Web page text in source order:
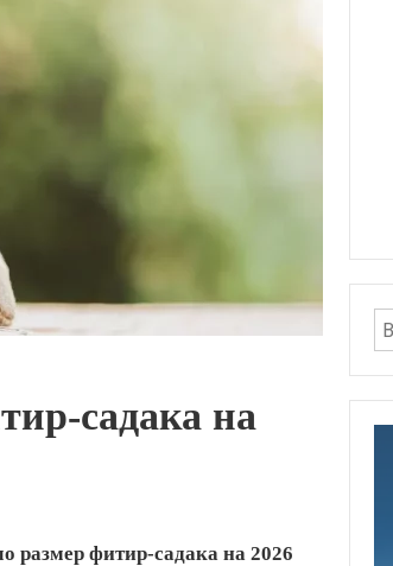
садака на
размер фитир-садака на 2026